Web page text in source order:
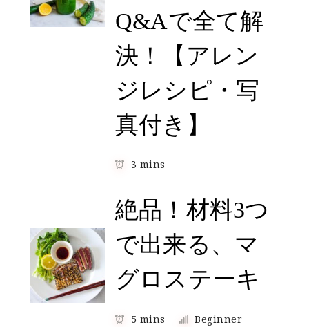
Q&Aで全て解
決！【アレン
ジレシピ・写
真付き】
3 mins
絶品！材料3つ
で出来る、マ
グロステーキ
5 mins Beginner